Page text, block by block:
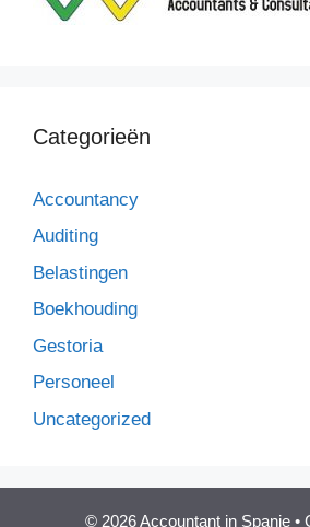
Categorieën
Accountancy
Auditing
Belastingen
Boekhouding
Gestoria
Personeel
Uncategorized
© 2026 Accountant in Spanje•